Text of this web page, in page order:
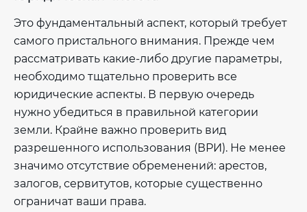
Это фундаментальный аспект, который требует
самого пристального внимания. Прежде чем
рассматривать какие-либо другие параметры,
необходимо тщательно проверить все
юридические аспекты. В первую очередь
нужно убедиться в правильной категории
земли. Крайне важно проверить вид
разрешенного использования (ВРИ). Не менее
значимо отсутствие обременений: арестов,
залогов, сервитутов, которые существенно
ограничат ваши права.